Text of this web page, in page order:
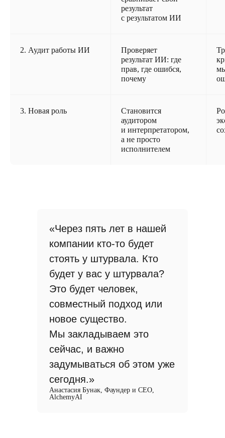
результат
с результатом ИИ
2. Аудит работы ИИ
Проверяет
результат ИИ: где
прав, где ошибся,
почему
3. Новая роль
Становится
аудитором
и интерпретатором,
а не просто
исполнителем
«Через пять лет в нашей
компании кто-то будет
стоять у штурвала. Кто
будет у вас у штурвала?
Это будет человек,
совместный подход или
новое существо.
Мы закладываем это
сейчас, и важно
задумываться об этом уже
сегодня.»
Анастасия Бунак, Фаундер и СЕО,
AlchemyAI